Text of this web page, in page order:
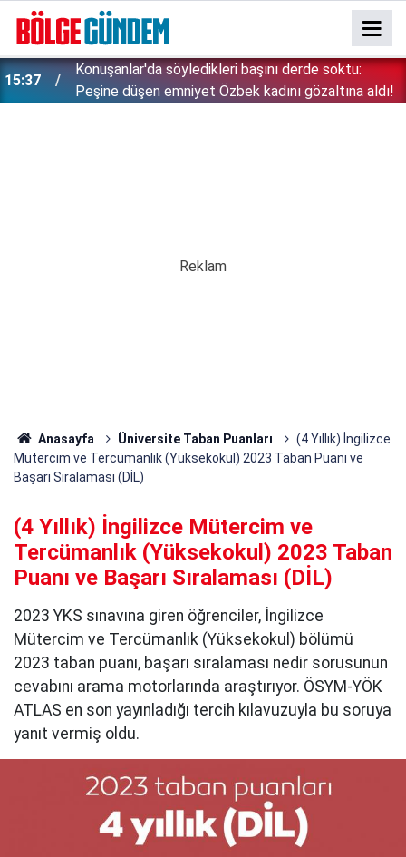
15:37
Konuşanlar'da söyledikleri başını derde soktu:
Peşine düşen emniyet Özbek kadını gözaltına aldı!
Anasayfa Üniversite Taban Puanları
(4 Yıllık) İngilizce
Mütercim ve Tercümanlık (Yüksekokul) 2023 Taban Puanı ve
Başarı Sıralaması (DİL)
(4 Yıllık) İngilizce Mütercim ve
Tercümanlık (Yüksekokul) 2023 Taban
Puanı ve Başarı Sıralaması (DİL)
2023 YKS sınavına giren öğrenciler, İngilizce
Mütercim ve Tercümanlık (Yüksekokul) bölümü
2023 taban puanı, başarı sıralaması nedir sorusunun
cevabını arama motorlarında araştırıyor. ÖSYM-YÖK
ATLAS en son yayınladığı tercih kılavuzuyla bu soruya
yanıt vermiş oldu.